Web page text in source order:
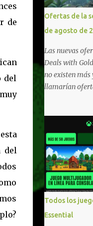
de
del
del
Ofertas de la
de agosto de
Las nuevas
Deals with
no existen más
llamarían
10/11, varios
oferta también
Xbox Play
jugarlos y
compartido en
tenemos un
por acá . ¿Aún
compras?
vídeo para que
Todos los
Essential